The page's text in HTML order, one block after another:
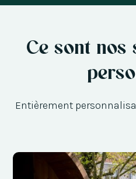
Ce sont nos
Entièrement